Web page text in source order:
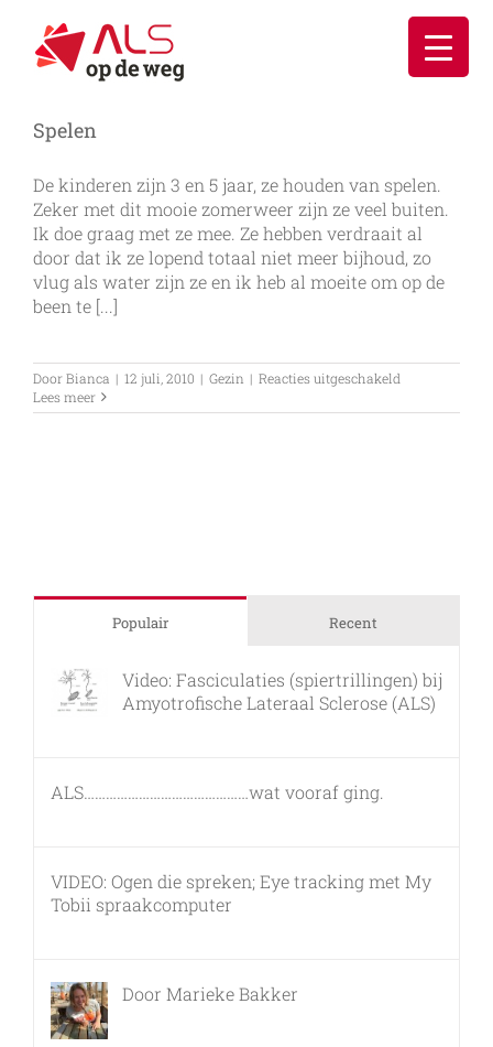
inhoud
Spelen
De kinderen zijn 3 en 5 jaar, ze houden van spelen.
Zeker met dit mooie zomerweer zijn ze veel buiten.
Ik doe graag met ze mee. Ze hebben verdraait al
door dat ik ze lopend totaal niet meer bijhoud, zo
vlug als water zijn ze en ik heb al moeite om op de
been te [...]
DoorBianca | 12 juli, 2010 | Gezin | Reacties uitgeschakeld
Lees meer
Populair Recent
Video: Fasciculaties (spiertrillingen) bij
Amyotrofische Lateraal Sclerose (ALS)
ALS………………………………………wat vooraf ging.
VIDEO: Ogen die spreken; Eye tracking met My
Tobii spraakcomputer
Door Marieke Bakker